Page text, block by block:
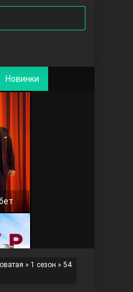
Новинки
» 1 сезон » 54